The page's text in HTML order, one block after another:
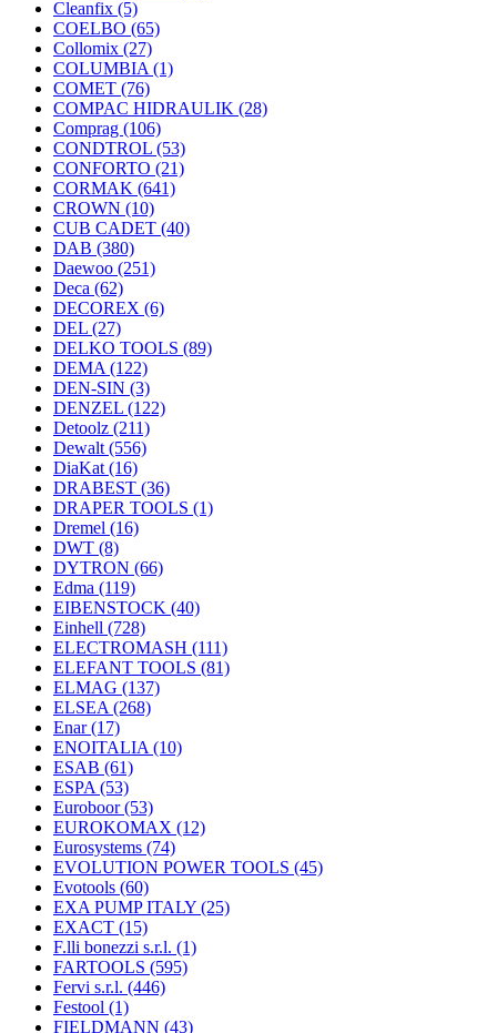
Cleanfix (5)
COELBO (65)
Collomix (27)
COLUMBIA (1)
COMET (76)
COMPAC HIDRAULIK (28)
Comprag (106)
CONDTROL (53)
CONFORTO (21)
CORMAK (641)
CROWN (10)
CUB CADET (40)
DAB (380)
Daewoo (251)
Deca (62)
DECOREX (6)
DEL (27)
DELKO TOOLS (89)
DEMA (122)
DEN-SIN (3)
DENZEL (122)
Detoolz (211)
Dewalt (556)
DiaKat (16)
DRABEST (36)
DRAPER TOOLS (1)
Dremel (16)
DWT (8)
DYTRON (66)
Edma (119)
EIBENSTOCK (40)
Einhell (728)
ELECTROMASH (111)
ELEFANT TOOLS (81)
ELMAG (137)
ELSEA (268)
Enar(17)
ENOITALIA (10)
ESAB (61)
ESPA (53)
Euroboor(53)
EUROKOMAX (12)
Eurosystems (74)
EVOLUTION POWER TOOLS (45)
Evotools (60)
EXA PUMP ITALY (25)
EXACT (15)
F.lli bonezzi s.r.l. (1)
FARTOOLS (595)
Fervi s.r.l. (446)
Festool (1)
FIELDMANN (43)